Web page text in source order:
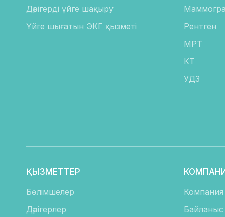
Дәрігерді үйге шақыру
Үйге шығатын ЭКГ қызметі
Рентген
МРТ
КТ
УДЗ
ҚЫЗМЕТТЕР
Бөлімшелер
Дәрігерлер
Байланыс